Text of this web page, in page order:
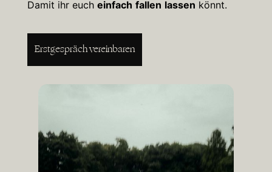
Damit ihr euch einfach fallen lassen könnt.
Erstgespräch vereinbaren